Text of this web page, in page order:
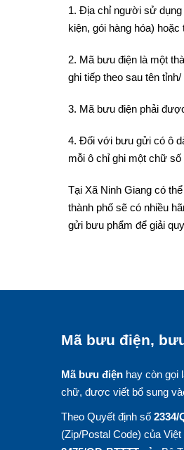
1. Địa chỉ người sử
kiện, gói hàng hóa)
2. Mã bưu điện là một
ghi tiếp theo sau tên
3. Mã bưu điện phải
4. Đối với bưu gửi có ô
mỗi ô chỉ ghi một chữ
Tại Xã Ninh Giang có
thành phố sẽ có nhiều
gửi bưu phẩm để giải
Mã bưu điện,
Mã bưu điện hay còn gọi
chữ, được viết bổ sung
Theo Quyết định số 2334/
(Zip/Postal Code) của